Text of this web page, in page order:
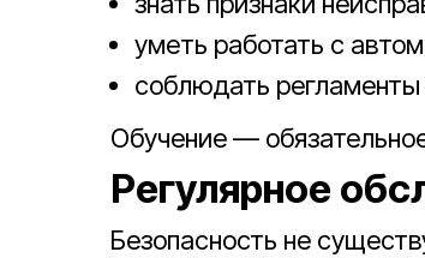
уметь работать с
соблюдать регламенты
Обучение —
Регулярное
Безопасность не